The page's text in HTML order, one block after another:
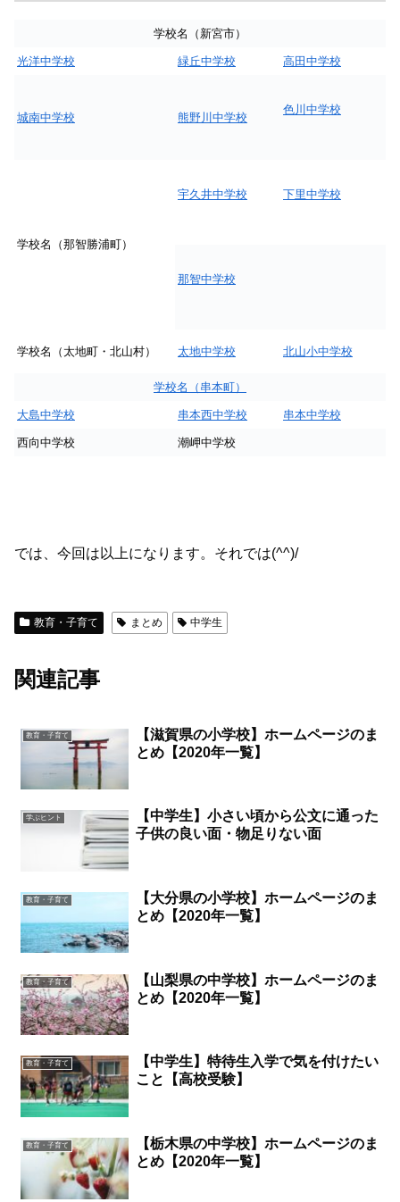
学校名（新宮市）
光洋中学校 緑丘中学校 高田中学校
城南中学校 熊野川中学校
色川中学校
学校名（那智勝浦町）
宇久井中学校 下里中学校
那智中学校
学校名（太地町・北山村） 太地中学校 北山小中学校
学校名（串本町）
大島中学校 串本西中学校 串本中学校
西向中学校 潮岬中学校
では、今回は以上になります。それでは(^^)/
教育・子育て まとめ 中学生
関連記事
教育・子育て
【滋賀県の小学校】ホームページのま
とめ【2020年一覧】
学ぶヒント
【中学生】小さい頃から公文に通った
子供の良い面・物足りない面
教育・子育て
【大分県の小学校】ホームページのま
とめ【2020年一覧】
教育・子育て
【山梨県の中学校】ホームページのま
とめ【2020年一覧】
教育・子育て
【中学生】特待生入学で気を付けたい
こと【高校受験】
教育・子育て
【栃木県の中学校】ホームページのま
とめ【2020年一覧】